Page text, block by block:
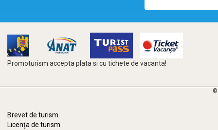
Promoturism accepta plata si cu tichete de vacanta!
©
Brevet de turism
Licența de turism